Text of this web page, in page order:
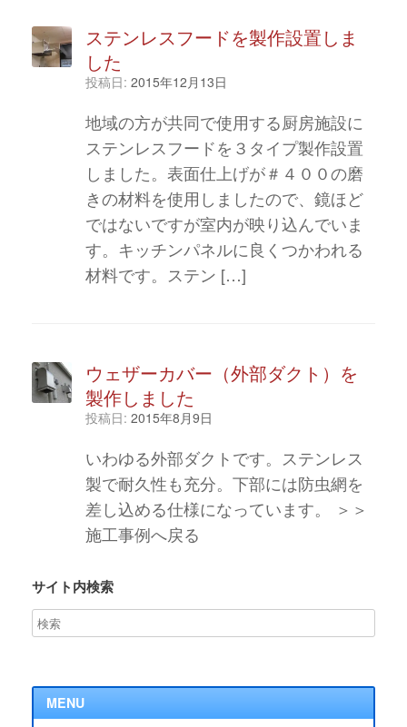
ステンレスフードを製作設置しま
した
投稿日: 2015年12月13日
地域の方が共同で使用する厨房施設に
ステンレスフードを３タイプ製作設置
しました。表面仕上げが＃４００の磨
きの材料を使用しましたので、鏡ほど
ではないですが室内が映り込んでいま
す。キッチンパネルに良くつかわれる
材料です。ステン […]
ウェザーカバー（外部ダクト）を
製作しました
投稿日: 2015年8月9日
いわゆる外部ダクトです。ステンレス
製で耐久性も充分。下部には防虫網を
差し込める仕様になっています。 ＞＞
施工事例へ戻る
サイト内検索
MENU